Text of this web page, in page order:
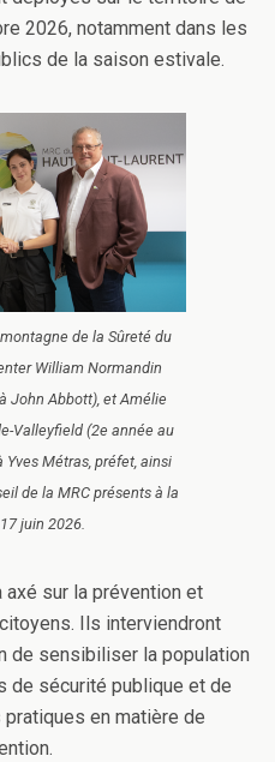
2026, notamment dans les
de la saison estivale.
de la Sûreté du
William Normandin
John Abbott), et Amélie
Valleyfield (2e année au
Métras, préfet, ainsi
de la MRC présents à la
juin 2026.
sur la prévention et
Ils interviendront
de sensibiliser la population
de sécurité publique et de
en matière de